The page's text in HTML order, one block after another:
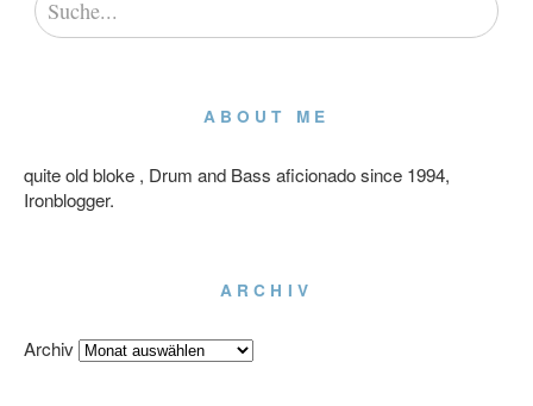
ABOUT ME
quite old bloke , Drum and Bass aficionado since 1994,
Ironblogger.
ARCHIV
Archiv